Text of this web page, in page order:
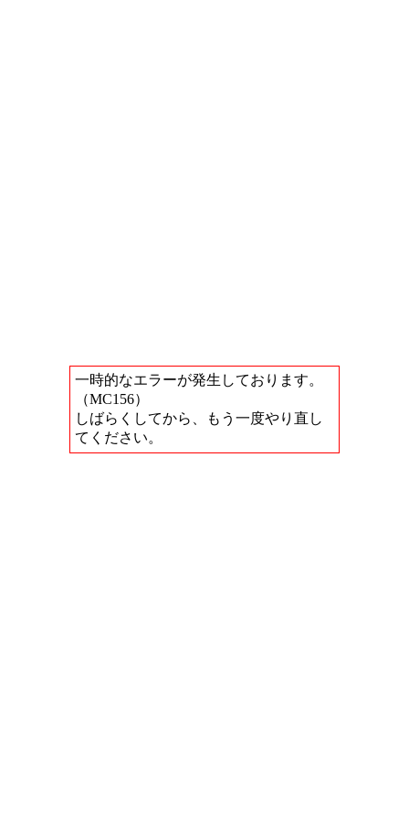
一時的なエラーが発生しております。
（MC156）
しばらくしてから、もう一度やり直し
てください。